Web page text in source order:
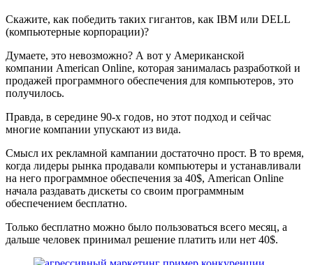
Скажите, как победить таких гигантов, как IBM или DELL
(компьютерные корпорации)?
Думаете, это невозможно? А вот у Американской
компании American Online, которая занималась разработкой и
продажей программного обеспечения для компьютеров, это
получилось.
Правда, в середине 90-х годов, но этот подход и сейчас
многие компании упускают из вида.
Смысл их рекламной кампании достаточно прост. В то время,
когда лидеры рынка продавали компьютеры и устанавливали
на него программное обеспечения за 40$, American Online
начала раздавать дискеты со своим программным
обеспечением бесплатно.
Только бесплатно можно было пользоваться всего месяц, а
дальше человек принимал решение платить или нет 40$.